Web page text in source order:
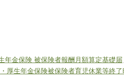
年金保険 被保険者報酬月額算定基礎届
厚生年金保険被保険者育児休業等終